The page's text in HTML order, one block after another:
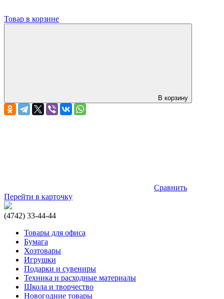
Товар в корзине
В корзину
Сравнить
Перейти в карточку
(4742) 33-44-44
Товары для офиса
Бумага
Хозтовары
Игрушки
Подарки и сувениры
Техника и расходные материалы
Школа и творчество
Новогодние товары